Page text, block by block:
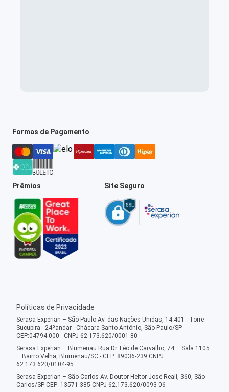
Formas de Pagamento
Prêmios Site Seguro
Políticas de Privacidade
Serasa Experian – São Paulo Av. das Nações Unidas, 14.401 - Torre
Sucupira - 24ºandar - Chácara Santo Antônio, São Paulo/SP -
CEP:04794-000 - CNPJ 62.173.620/0001-80
Serasa Experian – Blumenau Rua Dr. Léo de Carvalho, 74 – Sala 1105
– Bairro Velha, Blumenau/SC - CEP: 89036-239 CNPJ
62.173.620/0104-95
Serasa Experian – São Carlos Av. Doutor Heitor José Reali, 360, São
Carlos/SP CEP: 13571-385 CNPJ 62.173.620/0093-06